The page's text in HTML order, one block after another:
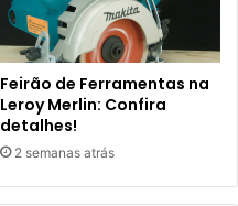
Feirão de Ferramentas na
Leroy Merlin: Confira
detalhes!
2 semanas atrás